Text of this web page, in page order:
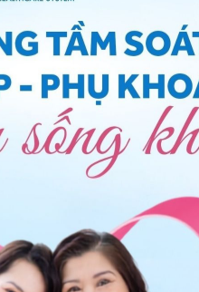
nhàng, bạn cũng cần lưu ý
thường, ra nước ối bất
nên đến bệnh viện để
, bạn có thể đến bệnh viện
đã tin tưởng và gửi câu hỏi
GÓI DỊCH VỤ hoặc đặt
Vinmec để quản lý, theo dõi